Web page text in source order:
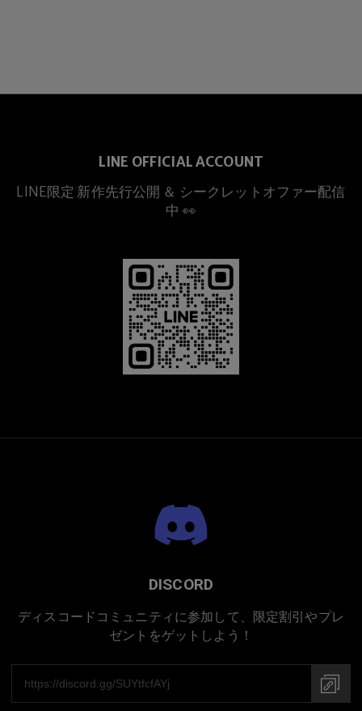
LINE OFFICIAL ACCOUNT
LINE限定 新作先行公開 ＆ シークレットオファー配信
中 👀
DISCORD
ディスコードコミュニティに参加して、限定割引やプレ
ゼントをゲットしよう！